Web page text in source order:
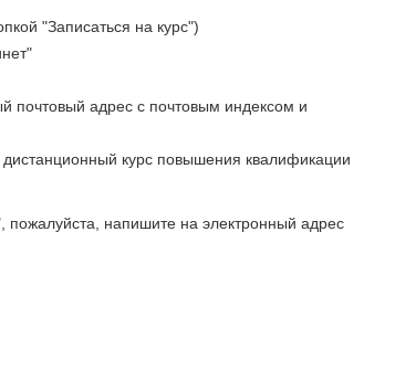
"Записаться на курс")
почтовый адрес с почтовым индексом и
курс повышения квалификации
напишите на электронный адрес